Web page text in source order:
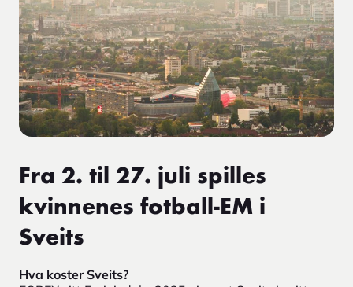
Fra 2. til 27. juli spilles
kvinnenes fotball-EM i
Sveits
Hva koster Sveits?